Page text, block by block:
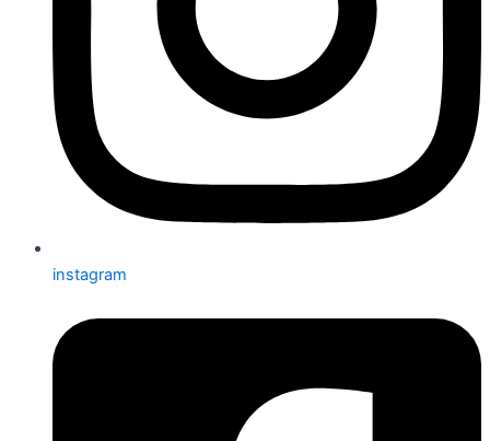
instagram